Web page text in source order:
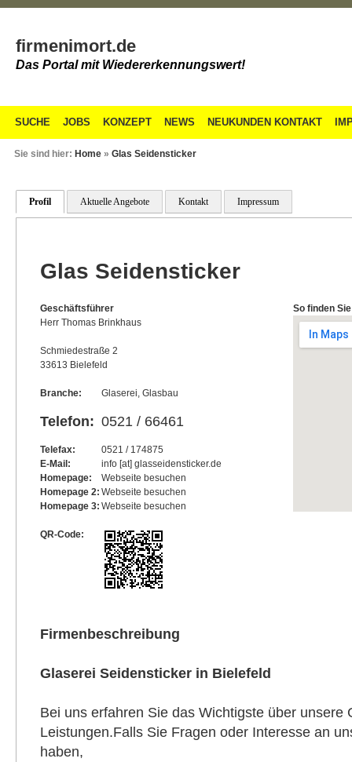
firmenimort.de
Das Portal mit Wiedererkennungswert!
SUCHE JOBS KONZEPT NEWS NEUKUNDEN KONTAKT
Sie sind hier: Home » Glas Seidensticker
Profil Aktuelle Angebote Kontakt Impressum
Glas Seidensticker
Geschäftsführer
Herr Thomas Brinkhaus
Schmiedestraße 2
33613 Bielefeld
Branche: Glaserei, Glasbau
Telefon: 0521 / 66461
Telefax:
0521 / 174875
E-Mail:
info [at] glasseidensticker.de
Homepage:
Webseite besuchen
Homepage 2: Webseite besuchen
Homepage 3: Webseite besuchen
QR-Code:
So finden
Firmenbeschreibung
Glaserei Seidensticker in Bielefeld
Bei uns erfahren Sie das Wichtigste über unsere
Leistungen.Falls Sie Fragen oder Interesse an
haben,